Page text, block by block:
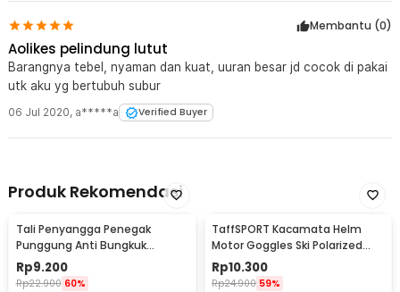
Membantu (0)
Aolikes pelindung lutut
Barangnya tebel, nyaman dan kuat, uuran besar jd cocok di pakai
utk aku yg bertubuh subur
06 Jul 2020, a*****a Verified Buyer
Produk Rekomendasi
Tali Penyangga Penegak
Punggung Anti Bungkuk
Posture Corrector Size S
Rp9.200
Rp22.900 60%
TaffSPORT Kacamata Helm
Motor Goggles Ski Polarized
UV400 Windproof - X400
Rp10.300
Rp24.900 59%